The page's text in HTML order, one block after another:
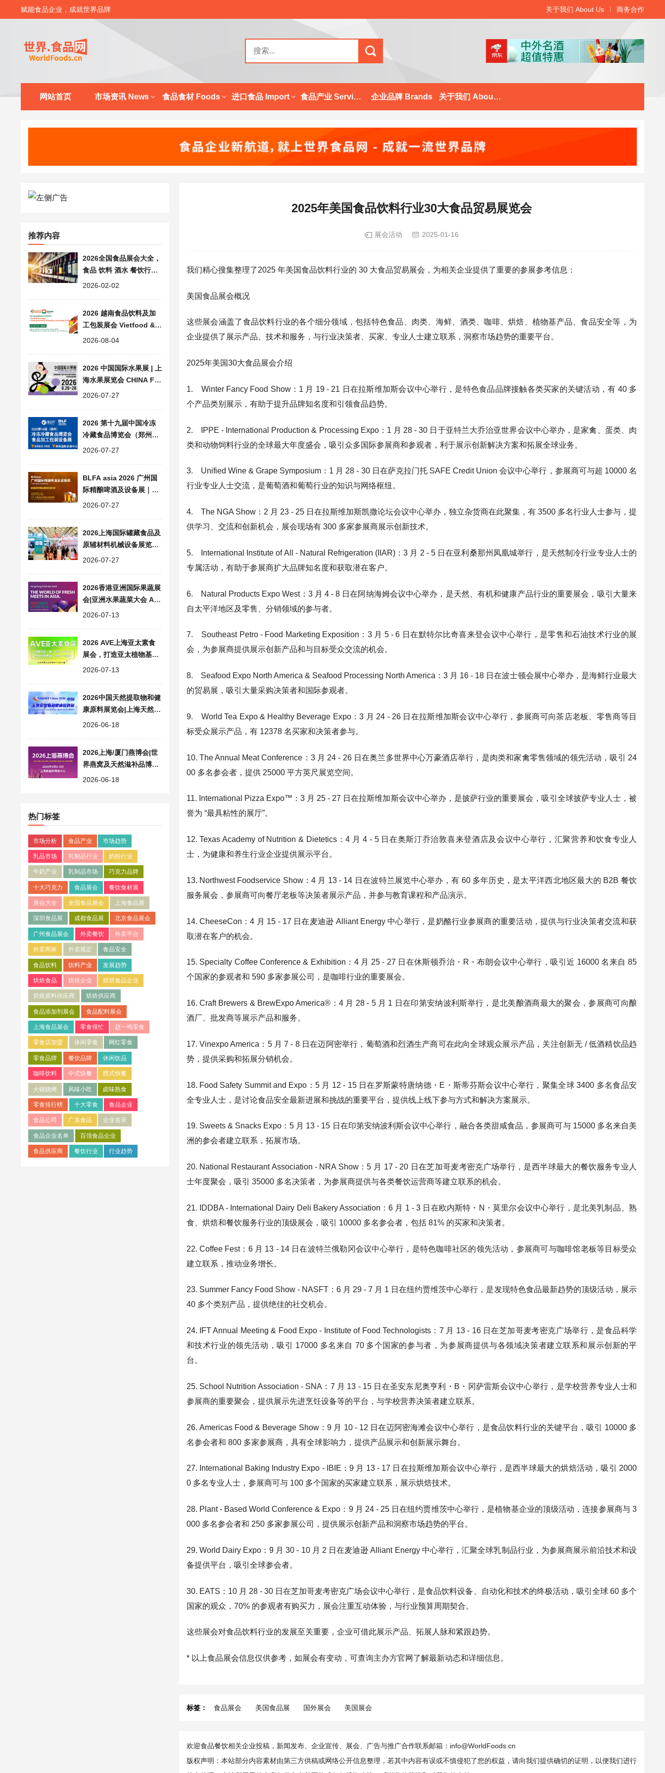
赋能食品企业，成就世界品牌 关于我们 About Us 商务合作
网站首页 市场资讯 News 食品食材 Foods 进口食品 Import 食品产业 Services 企业品牌 Brands 关于我们 About Us
推荐内容
2026全国食品展会大全，
食品 饮料 酒水 餐饮行业
展览会汇总
2026-02-02
2026 越南食品饮料及加
工包装展会 Vietfood & B
everage & Propack
2026-08-04
2026 中国国际水果展 | 上
海水果展览会 CHINA FR
UIT
2026-07-27
2026 第十九届中国冷冻
冷藏食品博览会（郑州）|
食品加工包装设备展会
2026-07-27
BLFA asia 2026 广州国
际精酿啤酒及设备展｜大
湾区精酿产业一站式交流
2026-07-27
2026上海国际罐藏食品及
原辅材料机械设备展览会|
同期FHC上海环球食品展
2026-07-27
2026香港亚洲国际果蔬展
会|亚洲水果蔬菜大会 ASI
A FRUIT LOGISTICA
2026-07-13
2026 AVE上海亚太素食
展会，打造亚太植物基产
业交流高地
2026-07-13
2026中国天然提取物和健
康原料展览会|上海天然原
料展 NE&HIE China
2026-06-18
2026上海/厦门燕博会|世
界燕窝及天然滋补品博览
会|营养健康食品展
2026-06-18
热门标签
市场分析 食品产业 市场趋势
乳品市场 乳制品行业 奶粉行业
牛奶产业 乳制品市场 巧克力品牌
十大巧克力 食品展会 餐饮食材展
展会大全 全国食品展会 上海食品展
深圳食品展 成都食品展 北京食品展会
广州食品展会 外卖餐饮 外卖平台
外卖商家 外卖规定 食品安全
食品饮料 饮料产业 发展趋势
烘焙食品 烘焙企业 烘焙食品企业
烘焙原料供应商 烘焙供应商
食品添加剂展会 食品配料展会
上海食品展会 零食很忙 赵一鸣零食
零食店加盟 休闲零食 网红零食
零食品牌 餐饮品牌 休闲饮品
咖啡饮料 中式快餐 西式快餐
火锅烧烤 风味小吃 卤味熟食
零食排行榜 十大零食 食品企业
食品公司 广东食品 企业名录
食品企业名单 百强食品企业
食品供应商 餐饮行业 行业趋势
2025年美国食品饮料行业30大食品贸易展览会
展会活动 2025-01-16
我们精心搜集整理了2025 年美国食品饮料行业的 30 大食品贸易展会，为相关企业提供了重要的参展参考信息：
美国食品展会概况
这些展会涵盖了食品饮料行业的各个细分领域，包括特色食品、肉类、海鲜、酒类、咖啡、烘焙、植物基产品、食品安全等，为
企业提供了展示产品、技术和服务，与行业决策者、买家、专业人士建立联系，洞察市场趋势的重要平台。
2025年美国30大食品展会介绍
1. Winter Fancy Food Show：1 月 19 - 21 日在拉斯维加斯会议中心举行，是特色食品品牌接触各类买家的关键活动，有 40 多
个产品类别展示，有助于提升品牌知名度和引领食品趋势。
2. IPPE - International Production & Processing Expo：1 月 28 - 30 日于亚特兰大乔治亚世界会议中心举办，是家禽、蛋类、肉
类和动物饲料行业的全球最大年度盛会，吸引众多国际参展商和参观者，利于展示创新解决方案和拓展全球业务。
3. Unified Wine & Grape Symposium：1 月 28 - 30 日在萨克拉门托 SAFE Credit Union 会议中心举行，参展商可与超 10000 名
行业专业人士交流，是葡萄酒和葡萄行业的知识与网络枢纽。
4. The NGA Show：2 月 23 - 25 日在拉斯维加斯凯撒论坛会议中心举办，独立杂货商在此聚集，有 3500 多名行业人士参与，提
供学习、交流和创新机会，展会现场有 300 多家参展商展示创新技术。
5. International Institute of All - Natural Refrigeration (IIAR)：3 月 2 - 5 日在亚利桑那州凤凰城举行，是天然制冷行业专业人士的
专属活动，有助于参展商扩大品牌知名度和获取潜在客户。
6. Natural Products Expo West：3 月 4 - 8 日在阿纳海姆会议中心举办，是天然、有机和健康产品行业的重要展会，吸引大量来
自太平洋地区及零售、分销领域的参与者。
7. Southeast Petro - Food Marketing Exposition：3 月 5 - 6 日在默特尔比奇喜来登会议中心举行，是零售和石油技术行业的展
会，为参展商提供展示创新产品和与目标受众交流的机会。
8. Seafood Expo North America & Seafood Processing North America：3 月 16 - 18 日在波士顿会展中心举办，是海鲜行业最大
的贸易展，吸引大量采购决策者和国际参观者。
9. World Tea Expo & Healthy Beverage Expo：3 月 24 - 26 日在拉斯维加斯会议中心举行，参展商可向茶店老板、零售商等目
标受众展示产品，有 12378 名买家和决策者参与。
10. The Annual Meat Conference：3 月 24 - 26 日在奥兰多世界中心万豪酒店举行，是肉类和家禽零售领域的领先活动，吸引 24
00 多名参会者，提供 25000 平方英尺展览空间。
11. International Pizza Expo™：3 月 25 - 27 日在拉斯维加斯会议中心举办，是披萨行业的重要展会，吸引全球披萨专业人士，被
誉为 “最具粘性的展厅”。
12. Texas Academy of Nutrition & Dietetics：4 月 4 - 5 日在奥斯汀乔治敦喜来登酒店及会议中心举行，汇聚营养和饮食专业人
士，为健康和养生行业企业提供展示平台。
13. Northwest Foodservice Show：4 月 13 - 14 日在波特兰展览中心举办，有 60 多年历史，是太平洋西北地区最大的 B2B 餐饮
服务展会，参展商可向餐厅老板等决策者展示产品，并参与教育课程和产品演示。
14. CheeseCon：4 月 15 - 17 日在麦迪逊 Alliant Energy 中心举行，是奶酪行业参展商的重要活动，提供与行业决策者交流和获
取潜在客户的机会。
15. Specialty Coffee Conference & Exhibition：4 月 25 - 27 日在休斯顿乔治・R・布朗会议中心举行，吸引近 16000 名来自 85
个国家的参观者和 590 多家参展公司，是咖啡行业的重要展会。
16. Craft Brewers & BrewExpo America®：4 月 28 - 5 月 1 日在印第安纳波利斯举行，是北美酿酒商最大的聚会，参展商可向酿
酒厂、批发商等展示产品和服务。
17. Vinexpo America：5 月 7 - 8 日在迈阿密举行，葡萄酒和烈酒生产商可在此向全球观众展示产品，关注创新无 / 低酒精饮品趋
势，提供采购和拓展分销机会。
18. Food Safety Summit and Expo：5 月 12 - 15 日在罗斯蒙特唐纳德・E・斯蒂芬斯会议中心举行，聚集全球 3400 多名食品安
全专业人士，是讨论食品安全最新进展和挑战的重要平台，提供线上线下参与方式和解决方案展示。
19. Sweets & Snacks Expo：5 月 13 - 15 日在印第安纳波利斯会议中心举行，融合各类甜咸食品，参展商可与 15000 多名来自美
洲的参会者建立联系，拓展市场。
20. National Restaurant Association - NRA Show：5 月 17 - 20 日在芝加哥麦考密克广场举行，是西半球最大的餐饮服务专业人
士年度聚会，吸引 35000 多名决策者，为参展商提供与各类餐饮运营商等建立联系的机会。
21. IDDBA - International Dairy Deli Bakery Association：6 月 1 - 3 日在欧内斯特・N・莫里尔会议中心举行，是北美乳制品、熟
食、烘焙和餐饮服务行业的顶级展会，吸引 10000 多名参会者，包括 81% 的买家和决策者。
22. Coffee Fest：6 月 13 - 14 日在波特兰俄勒冈会议中心举行，是特色咖啡社区的领先活动，参展商可与咖啡馆老板等目标受众
建立联系，推动业务增长。
23. Summer Fancy Food Show - NASFT：6 月 29 - 7 月 1 日在纽约贾维茨中心举行，是发现特色食品最新趋势的顶级活动，展示
40 多个类别产品，提供绝佳的社交机会。
24. IFT Annual Meeting & Food Expo - Institute of Food Technologists：7 月 13 - 16 日在芝加哥麦考密克广场举行，是食品科学
和技术行业的领先活动，吸引 17000 多名来自 70 多个国家的参与者，为参展商提供与各领域决策者建立联系和展示创新的平
台。
25. School Nutrition Association - SNA：7 月 13 - 15 日在圣安东尼奥亨利・B・冈萨雷斯会议中心举行，是学校营养专业人士和
参展商的重要聚会，提供展示先进烹饪设备等的平台，与学校营养决策者建立联系。
26. Americas Food & Beverage Show：9 月 10 - 12 日在迈阿密海滩会议中心举行，是食品饮料行业的关键平台，吸引 10000 多
名参会者和 800 多家参展商，具有全球影响力，提供产品展示和创新展示舞台。
27. International Baking Industry Expo - IBIE：9 月 13 - 17 日在拉斯维加斯会议中心举行，是西半球最大的烘焙活动，吸引 2000
0 多名专业人士，参展商可与 100 多个国家的买家建立联系，展示烘焙技术。
28. Plant - Based World Conference & Expo：9 月 24 - 25 日在纽约贾维茨中心举行，是植物基企业的顶级活动，连接参展商与 3
000 多名参会者和 250 多家参展公司，提供展示创新产品和洞察市场趋势的平台。
29. World Dairy Expo：9 月 30 - 10 月 2 日在麦迪逊 Alliant Energy 中心举行，汇聚全球乳制品行业，为参展商展示前沿技术和设
备提供平台，吸引全球参会者。
30. EATS：10 月 28 - 30 日在芝加哥麦考密克广场会议中心举行，是食品饮料设备、自动化和技术的终极活动，吸引全球 60 多个
国家的观众，70% 的参观者有购买力，展会注重互动体验，与行业预算周期契合。
这些展会对食品饮料行业的发展至关重要，企业可借此展示产品、拓展人脉和紧跟趋势。
* 以上食品展会信息仅供参考，如展会有变动，可查询主办方官网了解最新动态和详细信息。
标签： 食品展会 美国食品展 国外展会 美国展会
欢迎食品餐饮相关企业投稿，新闻发布、企业宣传、展会、广告与推广合作联系邮箱：info@WorldFoods.cn
版权声明：本站部分内容素材由第三方供稿或网络公开信息整理，若其中内容有误或不慎侵犯了您的权益，请向我们提供确切的证明，以便我们进行